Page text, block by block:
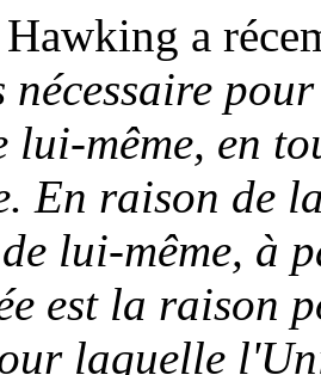
Hawking a
nécessaire
lui-même, en
En raison de
lui-même, à
est la raison
laquelle